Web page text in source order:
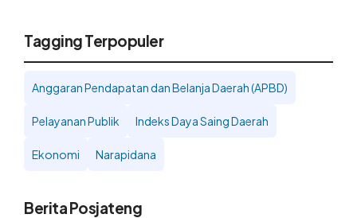
Tagging Terpopuler
Anggaran Pendapatan dan Belanja Daerah (APBD)
Pelayanan Publik Indeks Daya Saing Daerah
Ekonomi Narapidana
Berita Posjateng